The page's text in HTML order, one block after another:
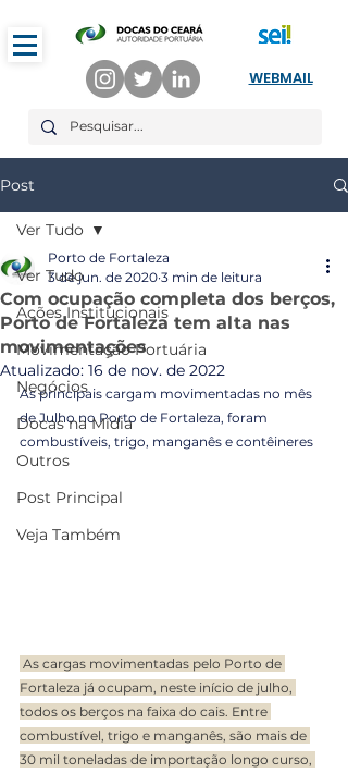
WEBMAIL
Post
Ver Tudo
Ações Institucionais
Movimentação Portuária
Negócios
Docas na Mídia
Outros
Post Principal
Veja Também
Ver Tudo
Com ocupação completa dos berços,
Porto de Fortaleza tem alta nas
movimentações
Porto de Fortaleza
3 de jun. de 2020 3 min de leitura
Atualizado: 16 de nov. de 2022
As principais cargam movimentadas no mês
de Julho no Porto de Fortaleza, foram
combustíveis, trigo, manganês e contêineres
Fortaleza já ocupam, neste início de julho,
todos os berços na faixa do cais. Entre
combustível, trigo e manganês, são mais de
30 mil toneladas de importação longo curso,